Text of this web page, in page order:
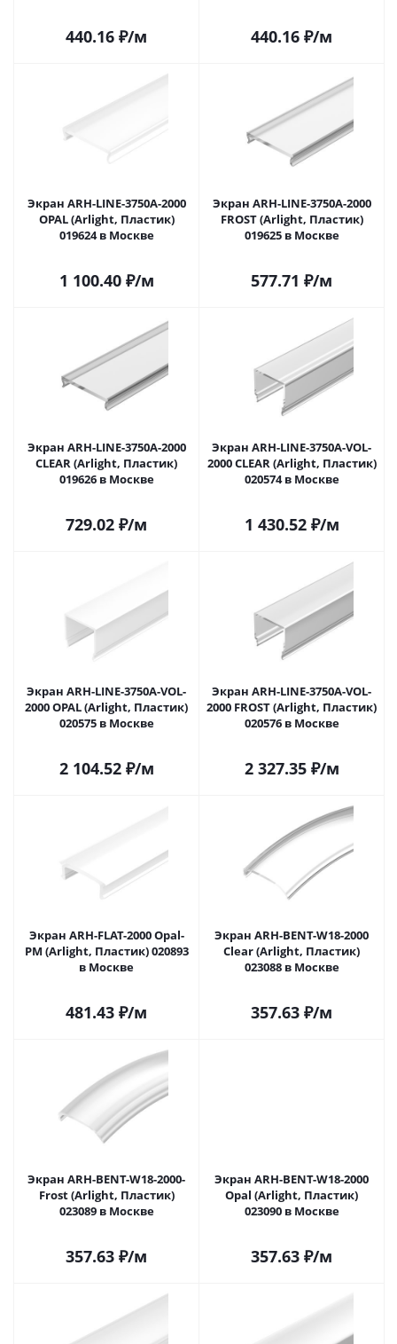
440.16 ₽/м 440.16 ₽/м
Экран ARH-LINE-3750A-2000
OPAL (Arlight, Пластик)
019624 в Москве
1 100.40₽/м
Экран ARH-LINE-3750A-2000
FROST (Arlight, Пластик)
019625 в Москве
577.71 ₽/м
Экран ARH-LINE-3750A-2000
CLEAR (Arlight, Пластик)
019626 в Москве
729.02 ₽/м
Экран ARH-LINE-3750A-VOL-
2000 CLEAR (Arlight, Пластик)
020574 в Москве
1 430.52₽/м
Экран ARH-LINE-3750A-VOL-
2000 OPAL (Arlight, Пластик)
020575 в Москве
2 104.52₽/м
Экран ARH-LINE-3750A-VOL-
2000 FROST (Arlight, Пластик)
020576 в Москве
2 327.35₽/м
Экран ARH-FLAT-2000 Opal-
PM (Arlight, Пластик) 020893
в Москве
481.43 ₽/м
Экран ARH-BENT-W18-2000
Clear (Arlight, Пластик)
023088 в Москве
357.63 ₽/м
Экран ARH-BENT-W18-2000-
Frost (Arlight, Пластик)
023089 в Москве
357.63 ₽/м
Экран ARH-BENT-W18-2000
Opal (Arlight, Пластик)
023090 в Москве
357.63 ₽/м